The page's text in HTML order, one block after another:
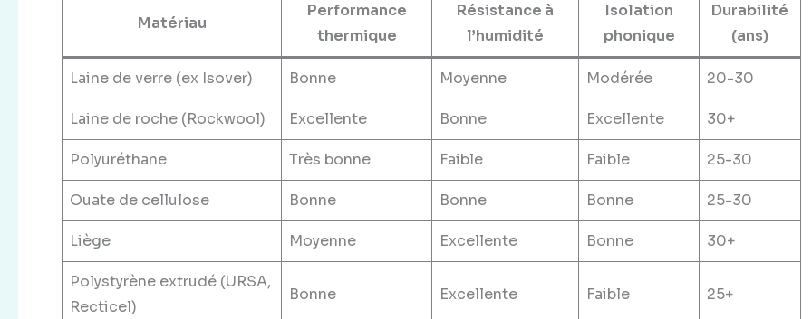
Matériau
Performance
thermique
Résistance à
l’humidité
Isolation
phonique
Durabilité
(ans)
Laine de verre (ex Isover) Bonne Moyenne Modérée 20-30
Laine de roche (Rockwool) Excellente Bonne Excellente 30+
Polyuréthane Très bonne Faible Faible 25-30
Ouate de cellulose Bonne Bonne Bonne 25-30
Liège Moyenne Excellente Bonne 30+
Polystyrène extrudé (URSA,
Recticel)
Bonne Excellente Faible 25+